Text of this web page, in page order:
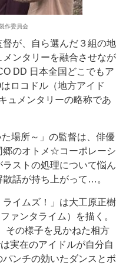
作委員会
が、自ら選んだ３組の地
ンタリーを融合させなが
DD 日本全国どこでもア
ロコドル（地方アイド
ュメンタリーの略称であ
場所～」の監督は、俳優
郷のオトメ☆コーポレーシ
ストの処理について悩ん
話が持ち上がって…。
イムズ！」は大工原正樹
ァンタライム）を描く。
その様子を見かねた相方
実在のアイドルが自分自
ンチの効いたダンスとボ